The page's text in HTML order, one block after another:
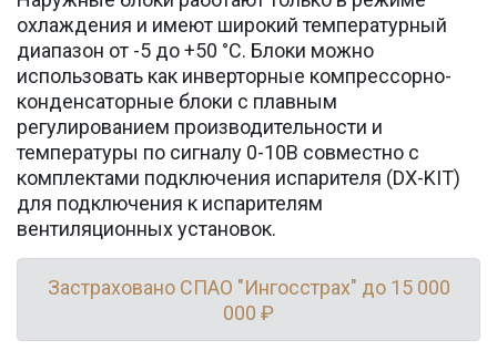
охлаждения и имеют широкий температурный
диапазон от -5 до +50 °С. Блоки можно
использовать как инверторные компрессорно-
конденсаторные блоки с плавным
регулированием производительности и
температуры по сигналу 0-10В совместно с
комплектами подключения испарителя (DX-KIT)
для подключения к испарителям
вентиляционных установок.
Застраховано СПАО "Ингосстрах" до 15 000
000 ₽